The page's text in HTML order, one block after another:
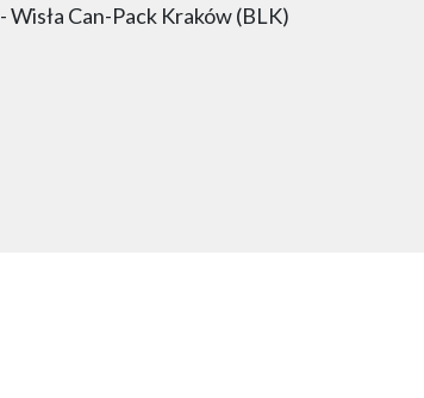
- Wisła Can-Pack Kraków (BLK)